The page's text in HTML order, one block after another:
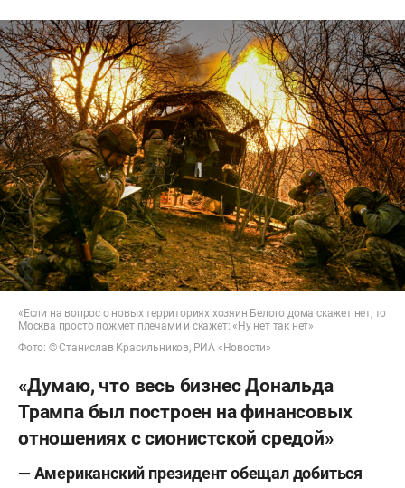
«Если на вопрос о новых территориях хозяин Белого дома скажет нет, то
Москва просто пожмет плечами и скажет: «Ну нет так нет»
Фото: © Станислав Красильников, РИА «Новости»
«Думаю, что весь бизнес Дональда
Трампа был построен на финансовых
отношениях с сионистской средой»
— Американский президент обещал добиться